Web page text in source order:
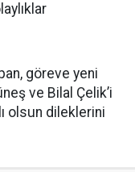
göreve yeni
ve Bilal Çelik’i
olsun dileklerini